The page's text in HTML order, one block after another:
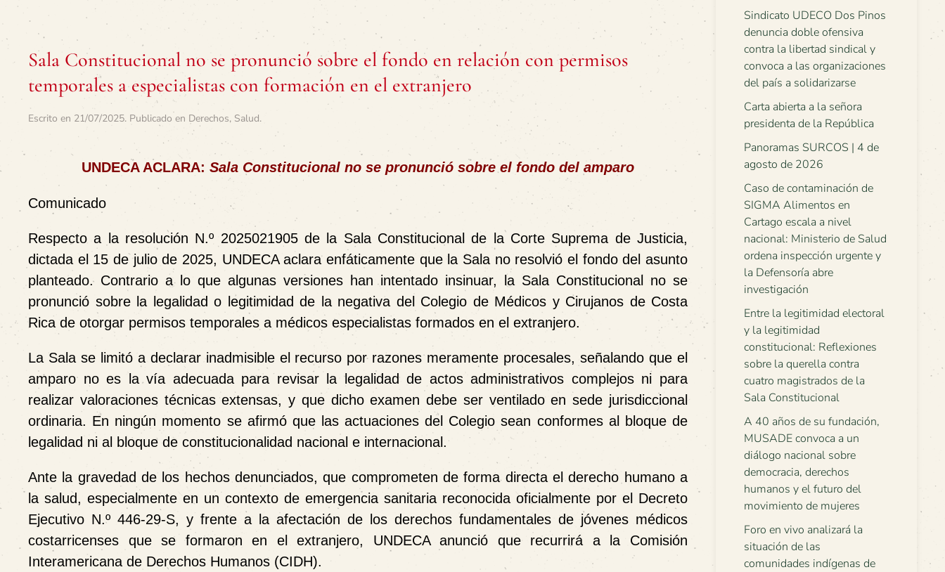
Sala Constitucional no se pronunció sobre el fondo en relación con permisos
temporales a especialistas con formación en el extranjero
Escrito en 21/07/2025. Publicado en Derechos, Salud.
UNDECA ACLARA: Sala Constitucional no se pronunció sobre el fondo del amparo
Comunicado
Respecto a la resolución N.º 2025021905de la Sala Constitucional de la Corte Suprema de Justicia,
dictada el 15 de julio de 2025, UNDECA aclara enfáticamente que la Sala no resolvió el fondo del asunto
planteado. Contrario a lo que algunas versiones han intentado insinuar,
la Sala Constitucional no se
pronunció sobre la legalidad o legitimidad de la negativa del Colegio de Médicos y Cirujanos de Costa
Rica de otorgar permisos temporales a médicos especialistas formados en el extranjero.
La Sala se limitó a declararinadmisible el recurso por razones meramente procesales, señalando que el
amparo no es la vía adecuada para revisar la legalidad de actos administrativos complejos ni para
realizar valoraciones técnicas extensas, y que dicho examen debe ser ventilado en sede jurisdiccional
ordinaria. En ningún momento se afirmó que las actuaciones del Colegio sean conformes al bloque de
legalidad ni al bloque de constitucionalidad nacional e internacional.
Ante la gravedad de los hechos denunciados, que comprometen de forma directa elderecho humano a
la salud, especialmente en un contexto de emergencia sanitaria reconocida oficialmente por el Decreto
Ejecutivo N.º 446-29-S, y frente a la afectación de los derechos fundamentales de jóvenes médicos
costarricenses que se formaron en el extranjero, UNDECA anunció que recurrirá a la Comisión
Interamericana de Derechos Humanos (CIDH).
Sindicato UDECO Dos Pinos
denuncia doble ofensiva
contra la libertad sindical y
convoca a las organizaciones
del país a solidarizarse
Carta abierta a la señora
presidenta de la República
Panoramas SURCOS | 4 de
agosto de 2026
Caso de contaminación de
SIGMA Alimentos en
Cartago escala a nivel
nacional: Ministerio de Salud
ordena inspección urgente y
la Defensoría abre
investigación
Entre la legitimidad electoral
y la legitimidad
constitucional: Reflexiones
sobre la querella contra
cuatro magistrados de la
Sala Constitucional
A 40 años de su fundación,
MUSADE convoca a un
diálogo nacional sobre
democracia, derechos
humanos y el futuro del
movimiento de mujeres
Foro en vivo analizará la
situación de las
comunidades indígenas de